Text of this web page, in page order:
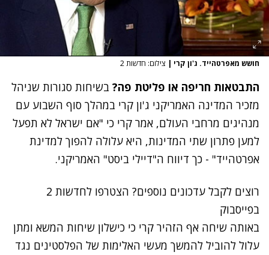
חושש מאפרטהייד. ג'ון קרי | צילום: חדשות 2
התבטאות חריפה או פליטת פה? בשיחות סגורות שניהל
מזכיר המדינה האמריקני ג'ון קרי במהלך סוף השבוע עם
מנהיגים מרחבי העולם, אמר קרי כי "אם ישראל לא תפעל
למען פתרון שתי המדינות, היא עלולה להפוך למדינת
אפרטהייד" - כך דיווח ה"דיילי ביסט" האמריקני.
רוצים לקבל עדכונים נוספים? הצטרפו לחדשות 2
בפייסבוק
באותה שיחה אף הזהיר קרי כי כישלון שיחות המשא ומתן
עלול להוביל להמשך מעשי האלימות של הפלסטינים נגד